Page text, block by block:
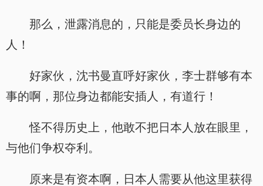
那么，泄露消息的，只能是委员长身边的
人！
好家伙，沈书曼直呼好家伙，李士群够有本
事的啊，那位身边都能安插人，有道行！
怪不得历史上，他敢不把日本人放在眼里，
与他们争权夺利。
原来是有资本啊，日本人需要从他这里获得